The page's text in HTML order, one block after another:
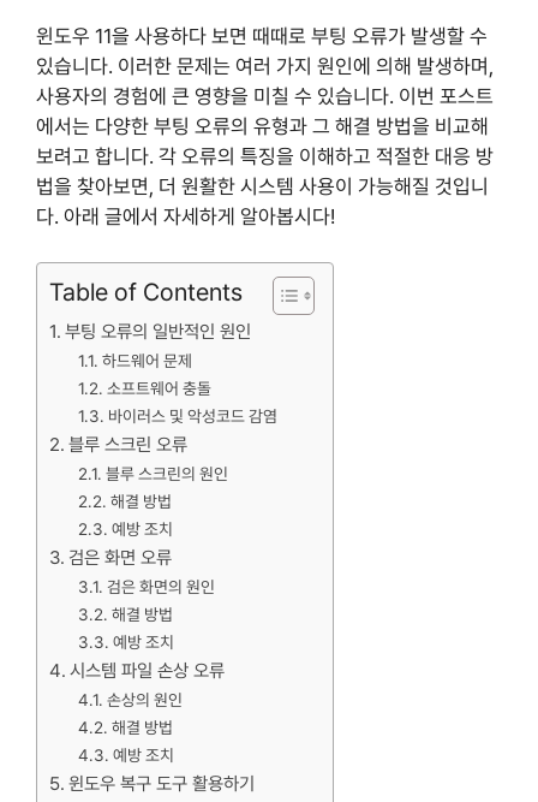
윈도우 11을 사용하다 보면 때때로 부팅 오류가 발생할 수
있습니다. 이러한 문제는 여러 가지 원인에 의해 발생하며,
사용자의 경험에 큰 영향을 미칠 수 있습니다. 이번 포스트
에서는 다양한 부팅 오류의 유형과 그 해결 방법을 비교해
보려고 합니다. 각 오류의 특징을 이해하고 적절한 대응 방
법을 찾아보면, 더 원활한 시스템 사용이 가능해질 것입니
다. 아래 글에서 자세하게 알아봅시다!
Table of Contents
부팅 오류의 일반적인 원인
하드웨어 문제
소프트웨어 충돌
바이러스 및 악성코드 감염
블루 스크린 오류
블루 스크린의 원인
해결 방법
예방 조치
검은 화면 오류
검은 화면의 원인
해결 방법
예방 조치
시스템 파일 손상 오류
손상의 원인
해결 방법
예방 조치
윈도우 복구 도구 활용하기